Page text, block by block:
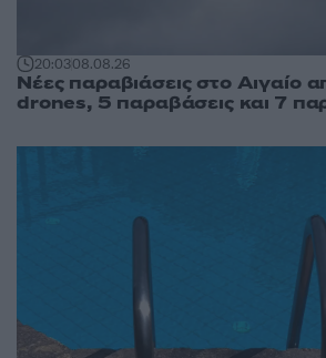
20:0308.08.26
Νέες παραβιάσεις στο Αιγαίο
drones, 5 παραβάσεις και 7